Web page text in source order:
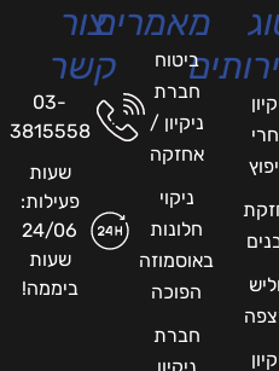
מאמרים
ביטוח
חברת
ניקיון /
אחזקה
ניקוי
חלונות
באוסמוזה
הפוכה
חברת
צור
קשר
03-
3815558
שעות
פעילות:
24/06
שעות
ביממה!